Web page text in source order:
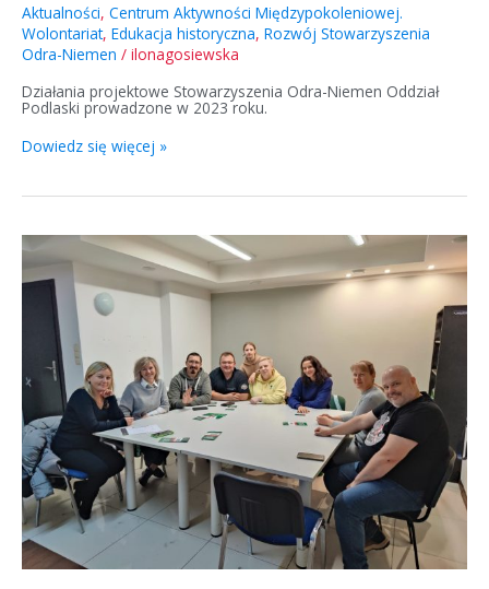
Aktualności, Centrum Aktywności Międzypokoleniowej.
Wolontariat, Edukacja historyczna, Rozwój Stowarzyszenia
Odra-Niemen / ilonagosiewska
Działania projektowe Stowarzyszenia Odra-Niemen Oddział
Podlaski prowadzone w 2023 roku.
Dowiedz się więcej »
Jesteśmy!
Działania
społeczne
Podlasiu